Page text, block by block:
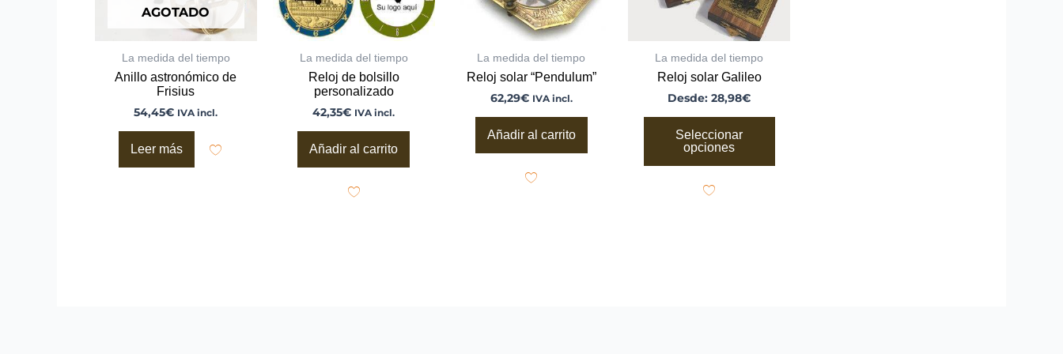
AGOTADO
La medida del tiempo
Anillo astronómico de
Frisius
54,45€ IVA incl.
Leer más
La medida del tiempo
Reloj de bolsillo
personalizado
42,35€ IVA incl.
Añadir al carrito
La medida del tiempo
Reloj solar “Pendulum”
62,29€ IVA incl.
Añadir al carrito
La medida del tiempo
Reloj solar Galileo
Desde:28,98€
Seleccionar
opciones
elegir
en
página
de
producto